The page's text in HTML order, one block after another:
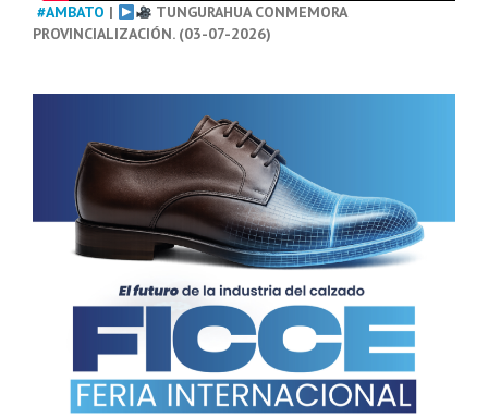
#AMBATO |
TUNGURAHUA CONMEMORA
PROVINCIALIZACIÓN. (03-07-2026)